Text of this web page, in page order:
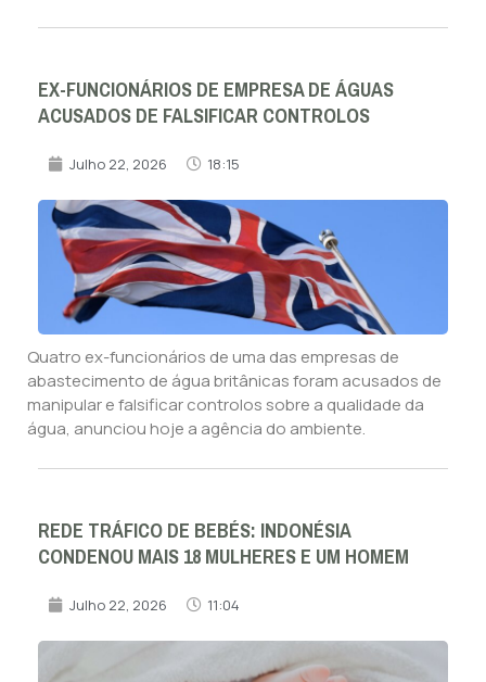
EX-FUNCIONÁRIOS DE EMPRESA DE ÁGUAS
ACUSADOS DE FALSIFICAR CONTROLOS
Julho 22, 2026 18:15
Quatro ex-funcionários de uma das empresas de
abastecimento de água britânicas foram acusados de
manipular e falsificar controlos sobre a qualidade da
água, anunciou hoje a agência do ambiente.
REDE TRÁFICO DE BEBÉS: INDONÉSIA
CONDENOU MAIS 18 MULHERES E UM HOMEM
Julho 22, 2026 11:04